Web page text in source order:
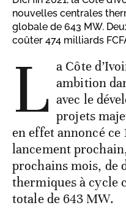
nouvelles centrales
globale de 643 MW.
coûter 474 milliards
L a Côte
ambition
avec le
projets
en effet annoncé ce
lancement
prochains mois, de
thermiques à cycle
totale de 643 MW.